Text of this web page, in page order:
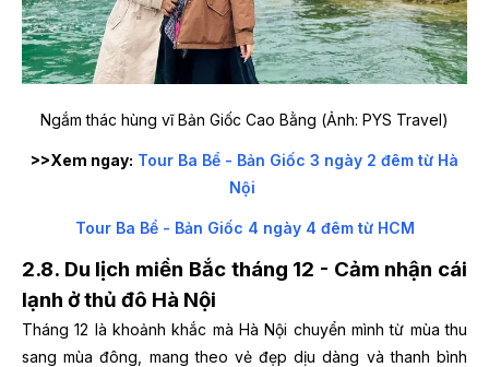
Ngắm thác hùng vĩ Bản Giốc Cao Bằng (Ảnh: PYS Travel)
>>Xem ngay: Tour Ba Bể - Bản Giốc 3 ngày 2 đêm từ Hà
Nội
Tour Ba Bể - Bản Giốc 4 ngày 4 đêm từ HCM
2.8. Du lịch miền Bắc tháng 12 - Cảm nhận cái
lạnh ở thủ đô Hà Nội
Tháng 12 là khoảnh khắc mà Hà Nội chuyển mình từ mùa thu
sang mùa đông, mang theo vẻ đẹp dịu dàng và thanh bình